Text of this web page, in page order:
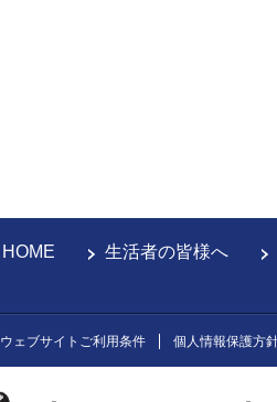
HOME 生活者の皆様へ
ウェブサイトご利用条件 個人情報保護方